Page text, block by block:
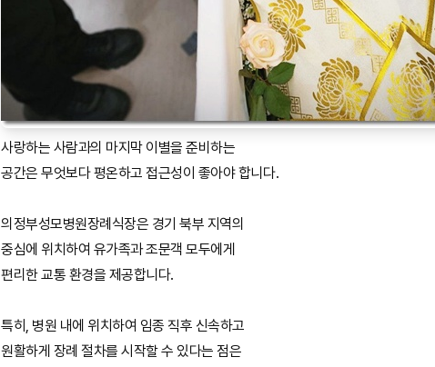
사랑하는 사람과의 마지막 이별을 준비하는
공간은 무엇보다 평온하고 접근성이 좋아야 합니다.
의정부성모병원장례식장은 경기 북부 지역의
중심에 위치하여 유가족과 조문객 모두에게
편리한 교통 환경을 제공합니다.
특히, 병원 내에 위치하여 임종 직후 신속하고
원활하게 장례 절차를 시작할 수 있다는 점은